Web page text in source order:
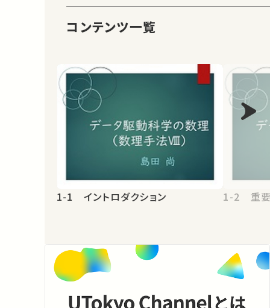
コンテンツ一覧
1-1 イントロダクション 1-2 重要